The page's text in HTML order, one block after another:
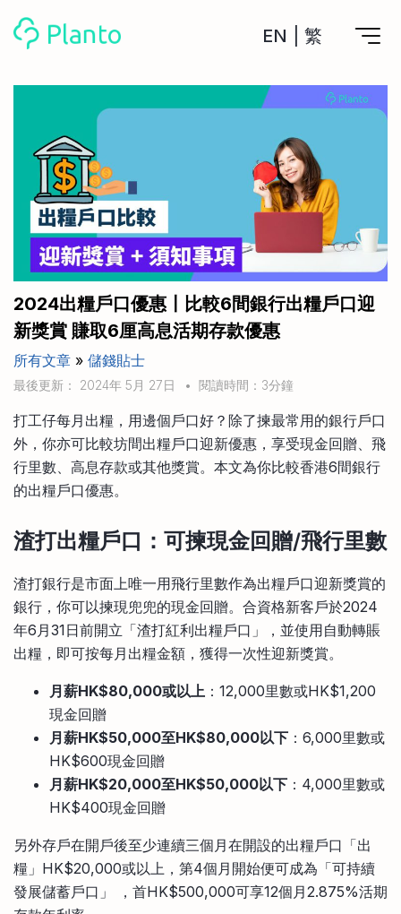
EN 繁
計劃買樓
計劃買樓第一步
全功能記賬
管理及分析所有戶口
管理MPF戶口
一次過管理所有強積金戶口
申請清卡數/私人貸款
CreFIT x Planto推廣優惠
工具
私人貸款
年利率/APR/年息比較
投資戶口 (美股)
比較最抵美股投資戶口
投資戶口 (港股)
比較最抵港股投資戶口
投資加密貨幣
比較最抵Crypto交易所
月供股票計劃
比較最抵月供計劃戶口
比較定存利率
信用卡
比較各種最優惠信用卡
關於我們
Academy
Marketplace
其他網站
手機App與理財資訊
商業解決方案
企業服務
2024出糧戶口優惠〡比較6間銀行出糧戶口迎
新獎賞 賺取6厘高息活期存款優惠
所有文章 » 儲錢貼士
最後更新： 2024年 5月 27日 • 閱讀時間：3分鐘
打工仔每月出糧，用邊個戶口好？除了揀最常用的銀行戶口
外，你亦可比較坊間出糧戶口迎新優惠，享受現金回贈、飛
行里數、高息存款或其他獎賞。本文為你比較香港6間銀行
的出糧戶口優惠。
渣打出糧戶口：可揀現金回贈/飛行里數
渣打銀行是市面上唯一用飛行里數作為出糧戶口迎新獎賞的
銀行，你可以揀現兜兜的現金回贈。合資格新客戶於2024
年6月31日前開立「渣打紅利出糧戶口」，並使用自動轉賬
出糧，即可按每月出糧金額，獲得一次性迎新獎賞。
月薪HK$80,000或以上 ：12,000里數或HK$1,200
現金回贈
月薪HK$50,000至HK$80,000以下 ：6,000里數或
HK$600現金回贈
月薪HK$20,000至HK$50,000以下 ：4,000里數或
HK$400現金回贈
另外存戶在開戶後至少連續三個月在開設的出糧戶口「出
糧」HK$20,000或以上，第4個月開始便可成為「可持續
發展儲蓄戶口」 ，首HK$500,000可享12個月2.875%活期